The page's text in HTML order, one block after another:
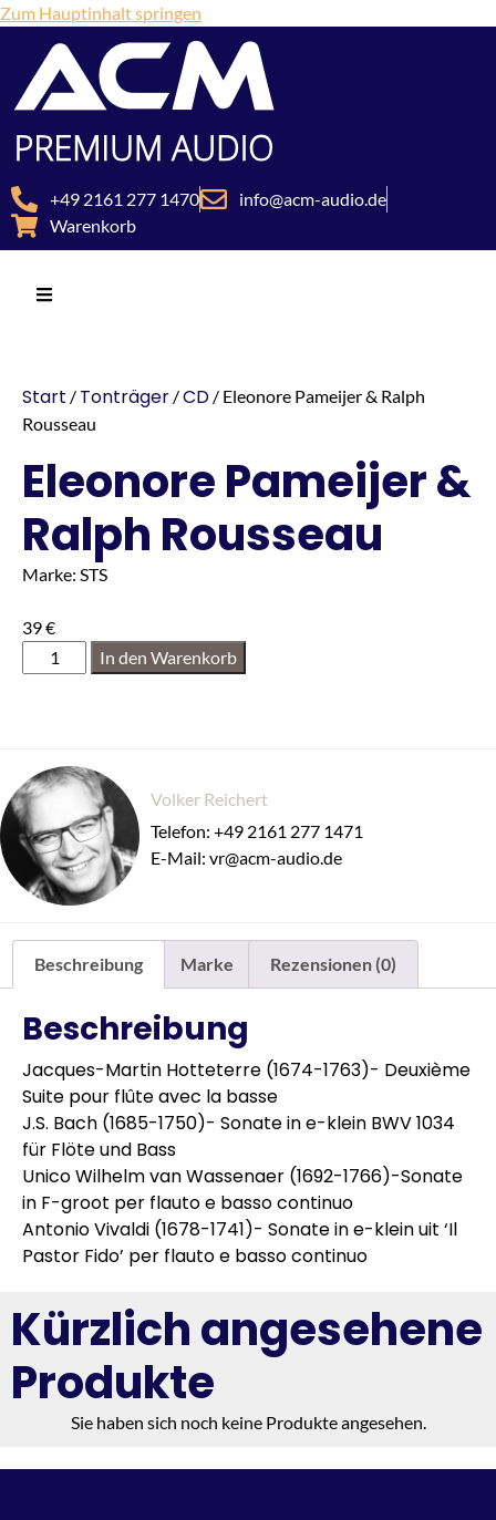
Zum Hauptinhalt springen
+49 2161 277 1470
info@acm-audio.de
Warenkorb
Start / Tonträger /CD / Eleonore Pameijer & Ralph
Rousseau
Eleonore Pameijer &
Ralph Rousseau
Marke: STS
39€
In den Warenkorb
Volker Reichert
Telefon: +49 2161 277 1471
E-Mail: vr@acm-audio.de
Beschreibung Marke Rezensionen (0)
Beschreibung
Jacques-Martin Hotteterre (1674-1763)- Deuxième
Suite pour flûte avec la basse
J.S. Bach (1685-1750)- Sonate in e-klein BWV 1034
für Flöte und Bass
Unico Wilhelm van Wassenaer (1692-1766)-Sonate
in F-groot per flauto e basso continuo
Antonio Vivaldi (1678-1741)- Sonate in e-klein uit ‘Il
Pastor Fido’ per flauto e basso continuo
Kürzlich angesehene
Produkte
Sie haben sich noch keine Produkte angesehen.